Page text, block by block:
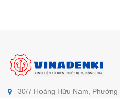
30/7 Hoàng Hữu Nam,